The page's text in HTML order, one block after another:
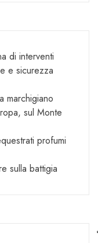
di interventi
e sicurezza
marchigiano
sul Monte
profumi
sulla battigia